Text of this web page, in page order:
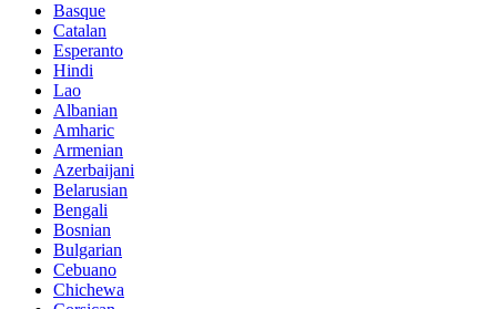
Basque
Catalan
Esperanto
Hindi
Lao
Albanian
Amharic
Armenian
Azerbaijani
Belarusian
Bengali
Bosnian
Bulgarian
Cebuano
Chichewa